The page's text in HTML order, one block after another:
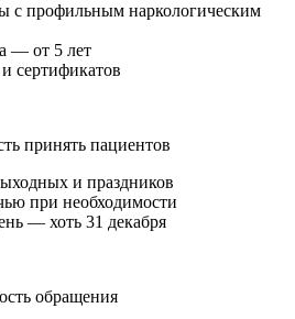
с профильным наркологическим
— от 5 лет
сертификатов
принять пациентов
и праздников
при необходимости
— хоть 31 декабря
обращения